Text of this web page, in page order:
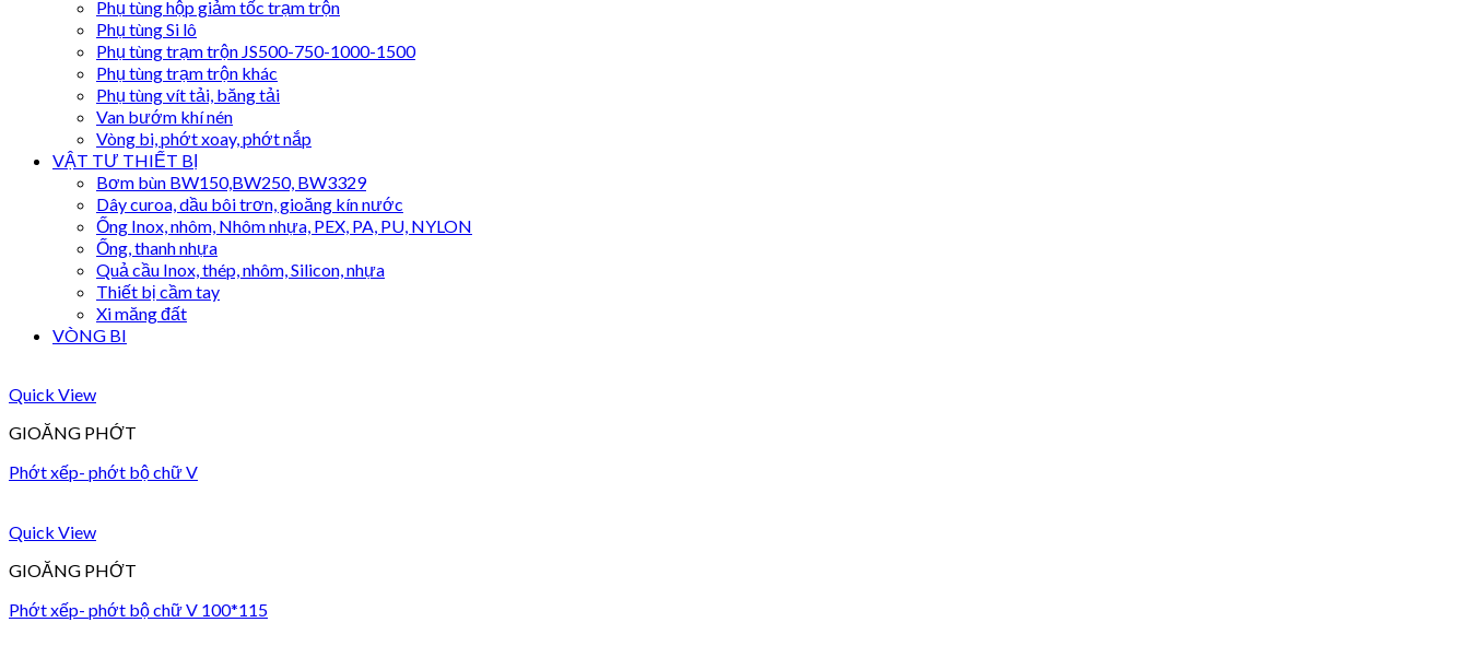
Phụ tùng hộp giảm tốc trạm trộn
Phụ tùng Si lô
Phụ tùng trạm trộn JS500-750-1000-1500
Phụ tùng trạm trộn khác
Phụ tùng vít tải, băng tải
Van bướm khí nén
Vòng bi, phớt xoay, phớt nắp
VẬT TƯ THIẾT BỊ
Bơm bùn BW150,BW250, BW3329
Dây curoa, dầu bôi trơn, gioăng kín nước
Ống Inox, nhôm, Nhôm nhựa, PEX, PA, PU, NYLON
Ống, thanh nhựa
Quả cầu Inox, thép, nhôm, Silicon, nhựa
Thiết bị cầm tay
Xi măng đất
VÒNG BI
Quick View
GIOĂNG PHỚT
Phớt xếp- phớt bộ chữ V
Quick View
GIOĂNG PHỚT
Phớt xếp- phớt bộ chữ V 100*115